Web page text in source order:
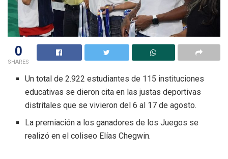
0
SHARES
Un total de 2.922 estudiantes de 115 instituciones
educativas se dieron cita en las justas deportivas
distritales que se vivieron del 6 al 17 de agosto.
La premiación a los ganadores de los Juegos se
realizó en el coliseo Elías Chegwin.